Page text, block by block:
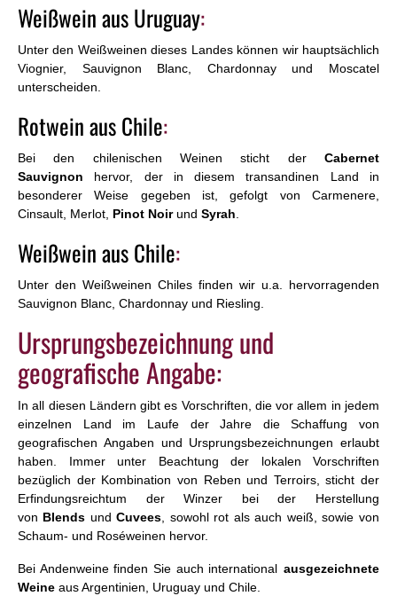
Weißwein aus Uruguay:
Unter den Weißweinen dieses Landes können wir hauptsächlich
Viognier, Sauvignon Blanc, Chardonnay und Moscatel
unterscheiden.
Rotwein aus Chile:
Bei den chilenischen Weinen sticht der Cabernet
Sauvignon hervor, der in diesem transandinen Land in
besonderer Weise gegeben ist, gefolgt von Carmenere,
Cinsault, Merlot, Pinot Noirund Syrah
Weißwein aus Chile:
Unter den Weißweinen Chiles finden wir u.a. hervorragenden
Sauvignon Blanc, Chardonnay und Riesling.
Ursprungsbezeichnung und
geografische Angabe:
In all diesen Ländern gibt es Vorschriften, die vor allem in jedem
einzelnen Land im Laufe der Jahre die Schaffung von
geografischen Angaben und Ursprungsbezeichnungen erlaubt
haben. Immer unter Beachtung der lokalen Vorschriften
bezüglich der Kombination von Reben und Terroirs, sticht der
Erfindungsreichtum der Winzer bei der Herstellung
von Blends und Cuvees , sowohl rot als auch weiß, sowie von
Schaum- und Roséweinen hervor.
Bei Andenweine finden Sie auch international ausgezeichnete
Weine aus Argentinien, Uruguay und Chile.